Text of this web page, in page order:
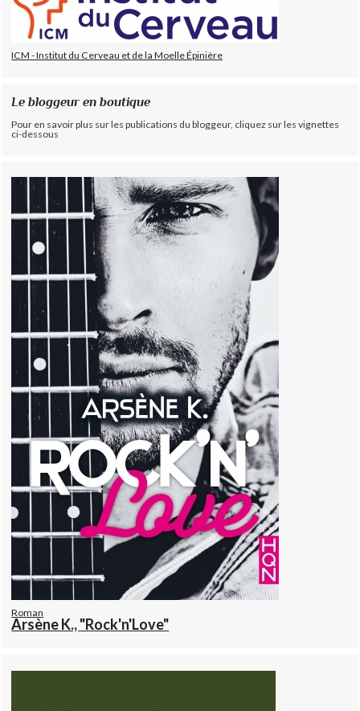
ICM - Institut du Cerveau et de la Moelle Épinière
Le bloggeur en boutique
Pour en savoir plus sur les publications du bloggeur, cliquez sur les vignettes
ci-dessous
Roman
Arsène K., "Rock'n'Love"